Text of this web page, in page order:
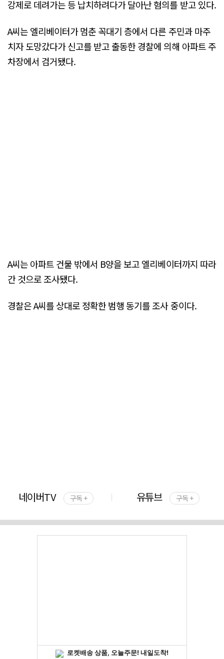
강제로 데려가는 등 납치하려다가 달아난 혐의를 받고 있다.
A씨는 엘리베이터가 멈춘 꼭대기 층에서 다른 주민과 마주
치자 도망갔다가 신고를 받고 출동한 경찰에 의해 아파트 주
차장에서 검거됐다.
A씨는 아파트 건물 밖에서 B양을 보고 엘리베이터까지 따라
간 것으로 조사됐다.
경찰은 A씨를 상대로 정확한 범행 동기를 조사 중이다.
네이버TV 구독 + 유튜브 구독 +